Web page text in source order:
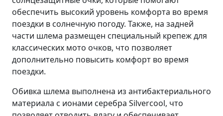
обеспечить высокий уровень комфорта во время
поездки в солнечную погоду. Также, на задней
части шлема размещен специальный крепеж для
классических мото очков, что позволяет
дополнительно повысить комфорт во время
поездки.
Обивка шлема выполнена из антибактериального
материала с ионами серебра Silvercool, что